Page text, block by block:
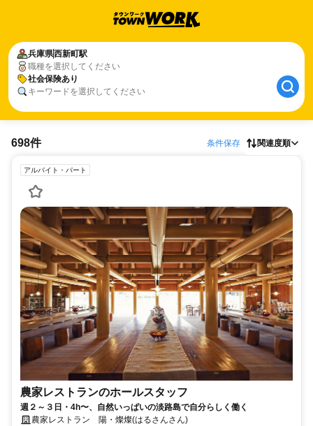
兵庫県西新町駅
職種を選択してください
社会保険あり
キーワードを選択してください
698件 条件保存 関連度順
アルバイト・パート
農家レストランのホールスタッフ
週２～３日・4h〜、自然いっぱいの淡路島で自分らしく働く
農家レストラン 陽・燦燦(はるさんさん)